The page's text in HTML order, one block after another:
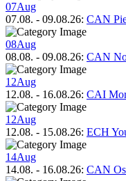
07Aug
07.08. - 09.08.26: CAN
08Aug
08.08. - 09.08.26: CAN
12Aug
12.08. - 16.08.26: CAI
12Aug
12.08. - 15.08.26: ECH
14Aug
14.08. - 16.08.26: CAN